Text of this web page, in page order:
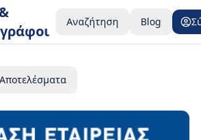
Αναζήτηση Blog